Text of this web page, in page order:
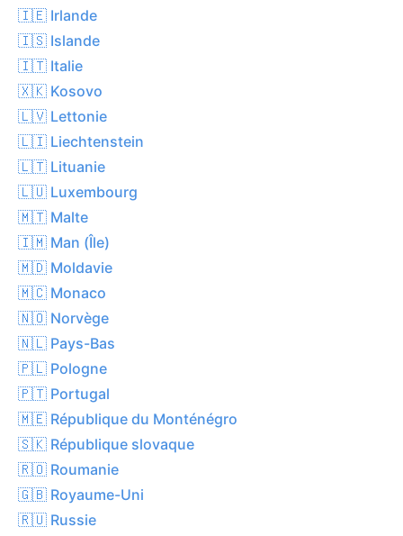
🇮🇪 Irlande
🇮🇸 Islande
🇮🇹 Italie
🇽🇰 Kosovo
🇱🇻 Lettonie
🇱🇮 Liechtenstein
🇱🇹 Lituanie
🇱🇺 Luxembourg
🇲🇹 Malte
🇮🇲 Man (Île)
🇲🇩 Moldavie
🇲🇨 Monaco
🇳🇴 Norvège
🇳🇱 Pays-Bas
🇵🇱 Pologne
🇵🇹 Portugal
🇲🇪 République du Monténégro
🇸🇰 République slovaque
🇷🇴 Roumanie
🇬🇧 Royaume-Uni
🇷🇺 Russie